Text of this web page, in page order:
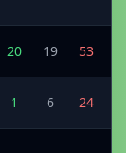
20 19 53
1 6 24